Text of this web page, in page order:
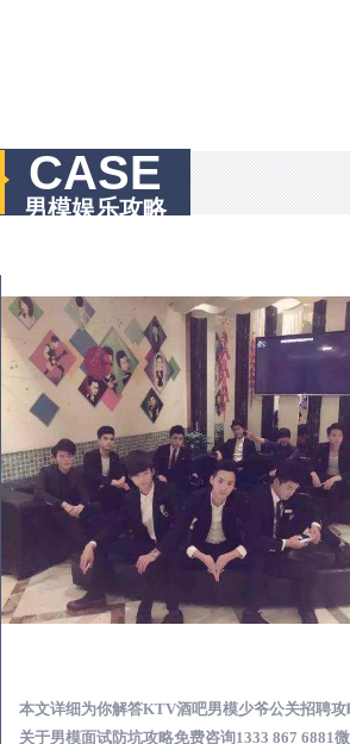
CASE
男模娱乐攻略
本文详细为你解答KTV酒吧男模少爷公关招聘攻
关于男模面试防坑攻略免费咨询1333 867 6881微